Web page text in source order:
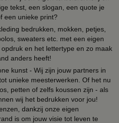
tekst, een slogan, een quote je
een unieke print?
bedrukken, mokken, petjes,
sweaters etc. met een eigen
en het lettertype en zo maak
anders heeft!
kunst - Wij zijn jouw partners in
unieke meesterwerken. Of het nu
petten of zelfs koussen zijn - als
wij het bedrukken voor jou!
dankzij onze eigen
is om jouw visie tot leven te